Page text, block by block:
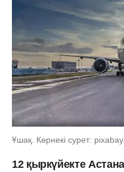
Ұшақ. Көрнекі сурет:
12 қыркүйекте